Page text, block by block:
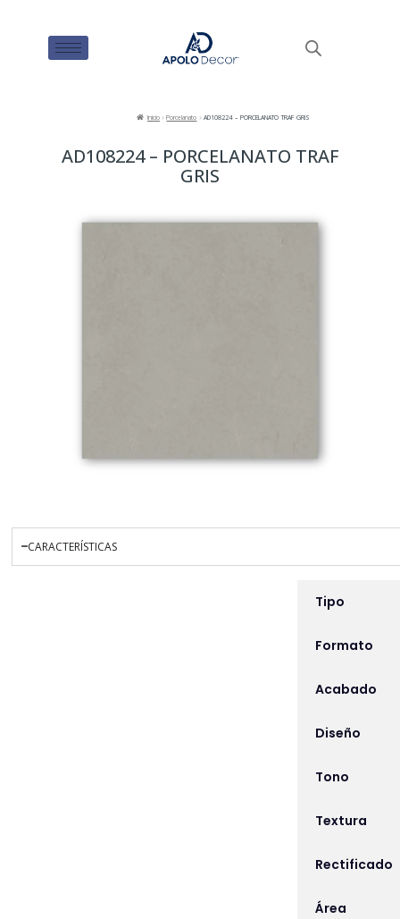
Inicio Porcelanato AD108224 – PORCELANATO TRAF GRIS
AD108224 – PORCELANATO TRAF
GRIS
CARACTERÍSTICAS
Tipo
Formato
Acabado
Diseño
Tono
Textura
Rectificado
Área